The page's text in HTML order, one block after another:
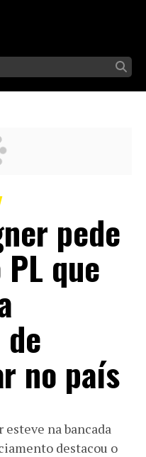
pede
que
no país
esteve na bancada
destacou o